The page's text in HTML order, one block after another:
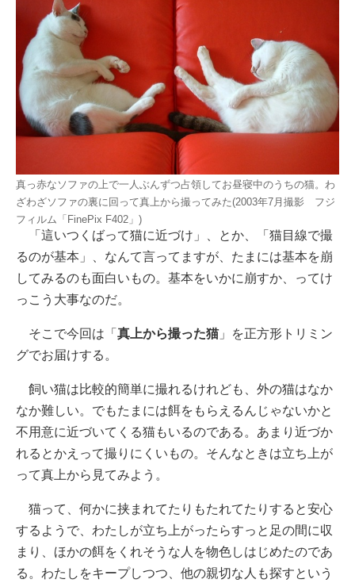
真っ赤なソファの上で一人ぶんずつ占領してお昼寝中のうちの猫。わ
ざわざソファの裏に回って真上から撮ってみた(2003年7月撮影 フジ
フィルム「FinePix F402」)
「這いつくばって猫に近づけ」、とか、「猫目線で撮
るのが基本」、なんて言ってますが、たまには基本を崩
してみるのも面白いもの。基本をいかに崩すか、ってけ
っこう大事なのだ。
そこで今回は「 真上から撮った猫」を正方形トリミン
グでお届けする。
飼い猫は比較的簡単に撮れるけれども、外の猫はなか
なか難しい。でもたまには餌をもらえるんじゃないかと
不用意に近づいてくる猫もいるのである。あまり近づか
れるとかえって撮りにくいもの。そんなときは立ち上が
って真上から見てみよう。
猫って、何かに挟まれてたりもたれてたりすると安心
するようで、わたしが立ち上がったらすっと足の間に収
まり、ほかの餌をくれそうな人を物色しはじめたのであ
る。わたしをキープしつつ、他の親切な人も探すという